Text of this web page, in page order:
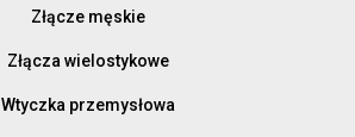
Złącze męskie
Złącza wielostykowe
Wtyczka przemysłowa